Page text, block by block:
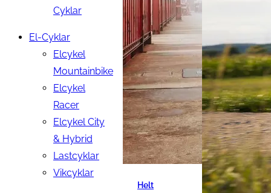
Cyklar
El-Cyklar
Elcykel
Mountainbike
Elcykel
Racer
Elcykel City
& Hybrid
Lastcyklar
Vikcyklar
Helt